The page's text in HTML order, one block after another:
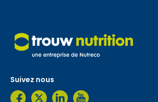
Suivez nous